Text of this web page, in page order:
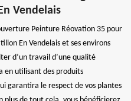
Vendelais
Peinture Réovation 35 pour
En Vendelais et ses environs
d’un travail d’une qualité
en utilisant des produits
garantira le respect de vos plantes